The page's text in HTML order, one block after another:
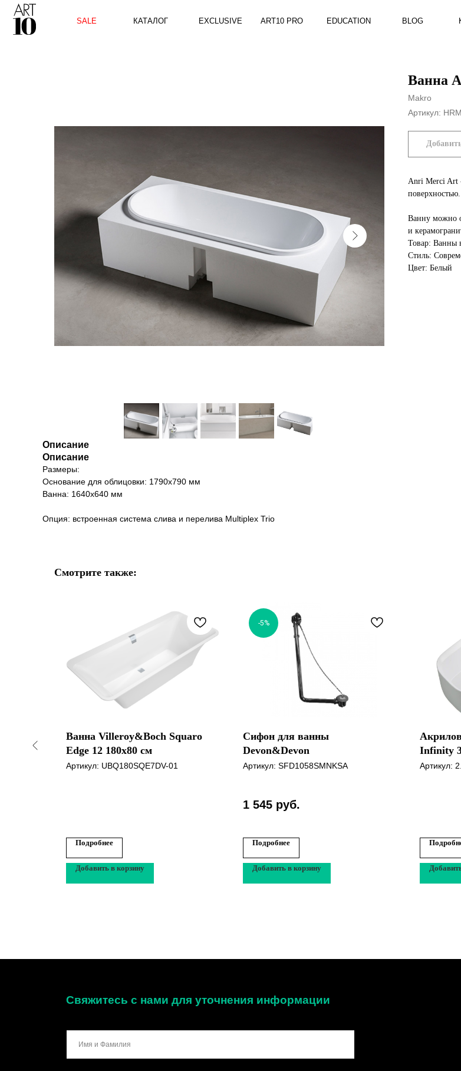
SALE EXCLUSIVE ART10 PRO EDUCATION
КАТАЛОГ BLOG КОНТАКТЫ
Ванна
Makro
Артикул:
Anri Merci Art
Ванну можно
и
Товар: Ванны
Стиль:
Цвет: Белый
Описание
Описание
Размеры:
Основание для облицовки: 1790х790 мм
Ванна: 1640х640 мм
Опция: встроенная система слива и перелива Multiplex Trio
Смотрите также:
Ванна Villeroy&Boch Squaro
Edge 12 180x80 см
Артикул: UBQ180SQE7DV-01
Подробнее
Добавить в корзину
-5%
Сифон для ванны
Devon&Devon
Артикул: SFD1058SMNKSA
1 545 руб.
Подробнее
Добавить в корзину
Infinity
Артикул:
Свяжитесь с нами для уточнения информации